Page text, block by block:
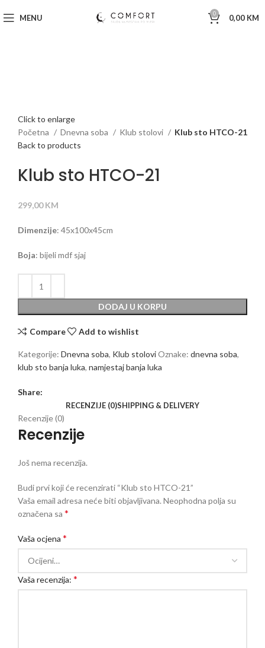
MENU 0 0,00 KM
Click to enlarge
Početna
Dnevna soba Klub stolovi
Klub sto HTCO-21
Back to products
Klub sto HTCO-21
299,00KM
Dimenzije: 45x100x45cm
Boja: bijeli mdf sjaj
DODAJ U KORPU
Compare Add to wishlist
Kategorije: Dnevna soba, Klub stoloviOznake: dnevna soba,
klub sto banja luka, namjestaj banja luka
Share:
RECENZIJE (0)SHIPPING & DELIVERY
Recenzije (0)
Recenzije
Još nema recenzija.
Budi prvi koji će recenzirati “Klub sto HTCO-21”
Vaša email adresa neće biti objavljivana.Neophodna polja su
označena sa *
Vaša ocjena *
Vaša recenzija: *